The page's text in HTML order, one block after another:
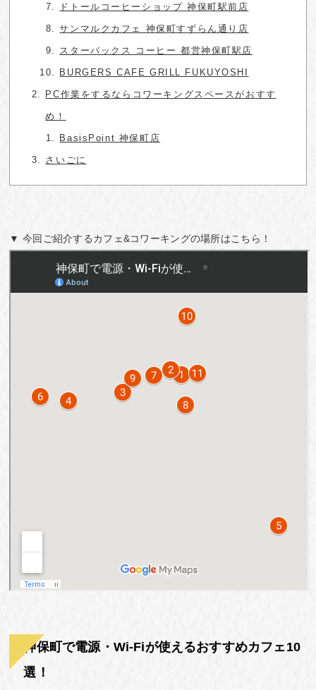
ドトールコーヒーショップ 神保町駅前店
サンマルクカフェ 神保町すずらん通り店
スターバックス コーヒー 都営神保町駅店
BURGERS CAFE GRILL FUKUYOSHI
PC作業をするならコワーキングスペースがおすす
め！
BasisPoint 神保町店
さいごに
▼ 今回ご紹介するカフェ&コワーキングの場所はこちら！
神保町で電源・Wi-Fiが使えるおすすめカフェ10
選！